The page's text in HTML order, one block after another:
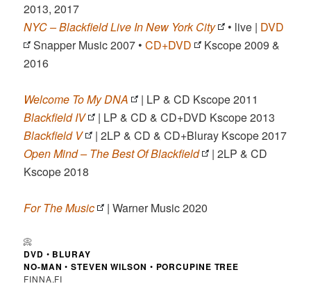
2013, 2017
NYC – Blackfield Live In New York City
• live | DVD
Snapper Music 2007 •CD+DVD
Kscope 2009 &
2016
Welcome To My DNA
| LP & CD Kscope 2011
Blackfield IV
| LP & CD & CD+DVD Kscope 2013
Blackfield V
| 2LP & CD & CD+Bluray Kscope 2017
Open Mind – The Best Of Blackfield
| 2LP & CD
Kscope 2018
For The Music | Warner Music 2020
📀
DVD • BLURAY
NO-MAN• STEVEN WILSON • PORCUPINE TREE
FINNA.FI